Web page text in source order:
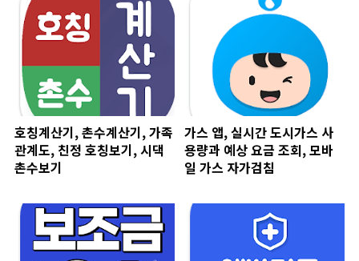
호칭계산기, 촌수계산기, 가족
관계도, 친정 호칭보기, 시댁
촌수보기
가스 앱, 실시간 도시가스 사
용량과 예상 요금 조회, 모바
일 가스 자가검침